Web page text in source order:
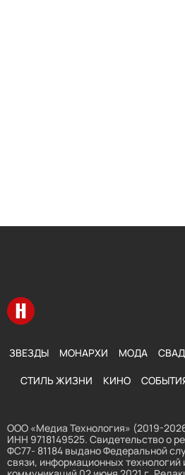
Перейти на главную
ЗВЕЗДЫ МОНАРХИ МОДА
СТИЛЬ ЖИЗНИ КИНО
ООО «Медиа Технология» (2019-
ИНН 9718149525. Свидетельство о
ФС77- 81184 выдано Федеральной
связи, информационных технологий